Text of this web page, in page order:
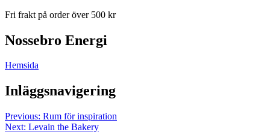
Fri frakt på order över 500 kr
Nossebro Energi
Hemsida
Inläggsnavigering
Previous: Rum för inspiration
Next: Levain the Bakery